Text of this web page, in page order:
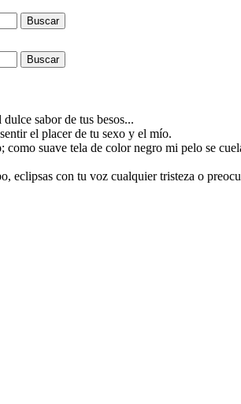
Buscar
Buscar
sabor de tus besos...
el placer de tu sexo y el mío.
suave tela de color negro mi pelo se
con tu voz cualquier tristeza o